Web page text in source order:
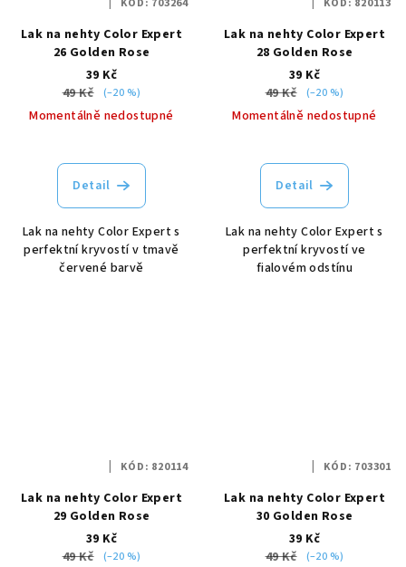
Lak na nehty Color Expert
26 Golden Rose
39 Kč
49 Kč
(–20 %)
Momentálně nedostupné
Detail
Lak na nehty Color Expert s
perfektní kryvostí v tmavě
červené barvě
KÓD: 703264
Lak na nehty Color Expert
28 Golden Rose
39 Kč
49 Kč
(–20 %)
Momentálně nedostupné
Detail
Lak na nehty Color Expert s
perfektní kryvostí ve
fialovém odstínu
KÓD: 820113
Lak na nehty Color Expert
29 Golden Rose
39 Kč
49 Kč
(–20 %)
KÓD: 820114
Lak na nehty Color Expert
30 Golden Rose
39 Kč
49 Kč
(–20 %)
KÓD: 703301